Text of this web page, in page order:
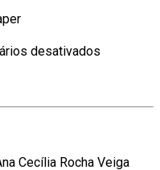
desativados
Cecília Rocha Veiga